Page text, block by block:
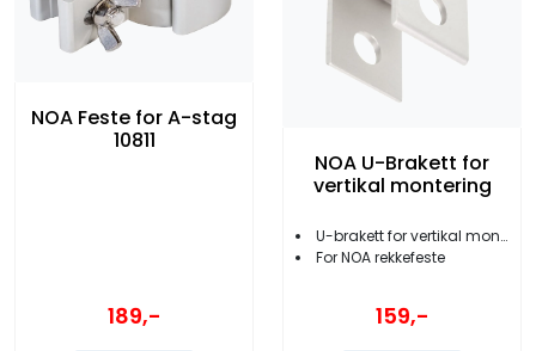
NOA Feste for A-stag
10811
189,-
NOA U-Brakett for
vertikal montering
U-brakett for vertikal montering
For NOA rekkefeste
159,-